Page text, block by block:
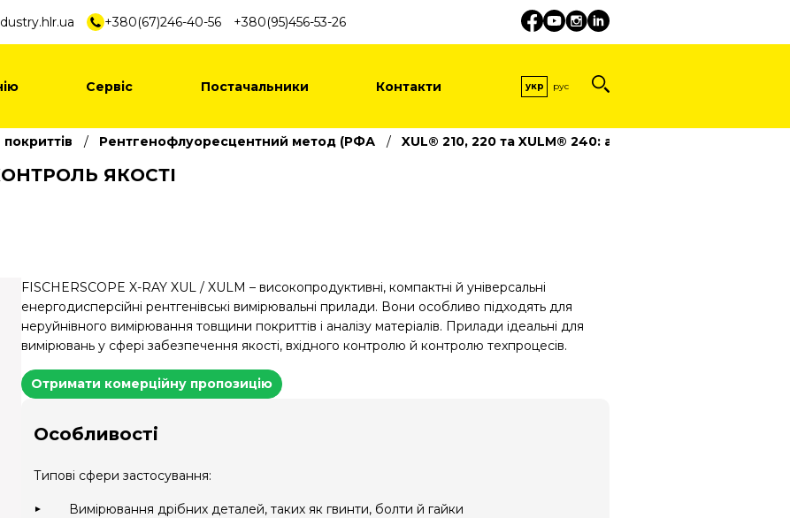
+380(67)246-40-56 +380(95)456-53-26
Сервіс Постачальники Контакти укр рус
Рентгенофлуоресцентний метод (РФА XUL® 210, 220 та XULM® 240: аналіз і контроль якості
ЯКОСТІ
FISCHERSCOPE X-RAY XUL / XULM – високопродуктивні, компактні й універсальні
енергодисперсійні рентгенівські вимірювальні прилади. Вони особливо підходять для
неруйнівного вимірювання товщини покриттів і аналізу матеріалів. Прилади ідеальні для
вимірювань у сфері забезпечення якості, вхідного контролю й контролю техпроцесів.
Отримати комерційну пропозицію
Особливості
Типові сфери застосування:
Вимірювання дрібних деталей, таких як гвинти, болти й гайки